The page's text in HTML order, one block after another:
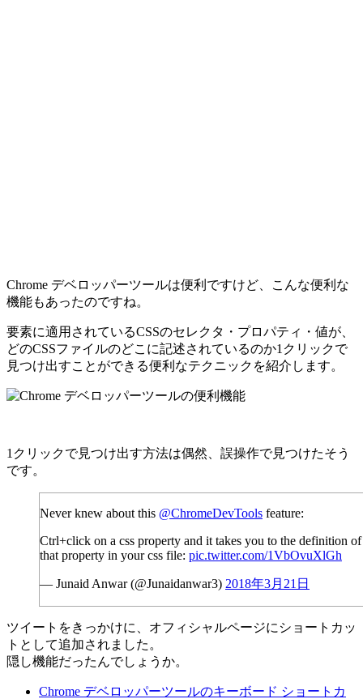
Chrome デベロッパーツールは便利ですけど、こんな便利な
機能もあったのですね。
要素に適用されているCSSのセレクタ・プロパティ・値が、
どのCSSファイルのどこに記述されているのか1クリックで
見つけ出すことができる便利なテクニックを紹介します。
1クリックで見つけ出す方法は偶然、誤操作で見つけたそう
です。
Never knew about this @ChromeDevTools feature:
Ctrl+click on a css property and it takes you to the definition of
that property in your css file: pic.twitter.com/1VbOvuXlGh
— Junaid Anwar (@Junaidanwar3) 2018年3月21日
ツイートをきっかけに、オフィシャルページにショートカッ
トとして追加されました。
隠し機能だったんでしょうか。
Chrome デベロッパーツールのキーボード ショートカ